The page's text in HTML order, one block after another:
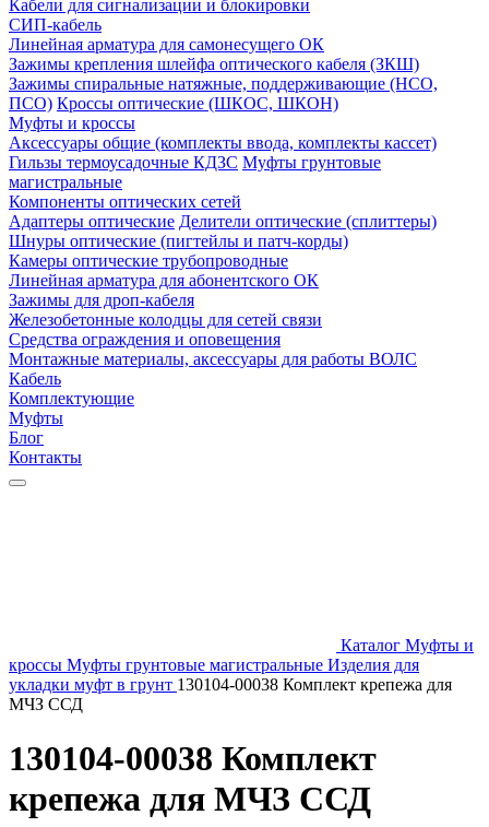
Кабели для сигнализации и блокировки
СИП-кабель
Линейная арматура для самонесущего ОК
Зажимы крепления шлейфа оптического кабеля (ЗКШ)
Зажимы спиральные натяжные, поддерживающие (НСО,
ПСО) Кроссы оптические (ШКОС, ШКОН)
Муфты и кроссы
Аксессуары общие (комплекты ввода, комплекты кассет)
Гильзы термоусадочные КДЗС Муфты грунтовые
магистральные
Компоненты оптических сетей
Адаптеры оптические Делители оптические (сплиттеры)
Шнуры оптические (пигтейлы и патч-корды)
Камеры оптические трубопроводные
Линейная арматура для абонентского ОК
Зажимы для дроп-кабеля
Железобетонные колодцы для сетей связи
Средства ограждения и оповещения
Монтажные материалы, аксессуары для работы ВОЛС
Кабель
Комплектующие
Муфты
Блог
Контакты
Каталог Муфты и
кроссы Муфты грунтовые магистральные Изделия для
укладки муфт в грунт 130104-00038 Комплект крепежа для
МЧЗ ССД
130104-00038 Комплект
крепежа для МЧЗ ССД